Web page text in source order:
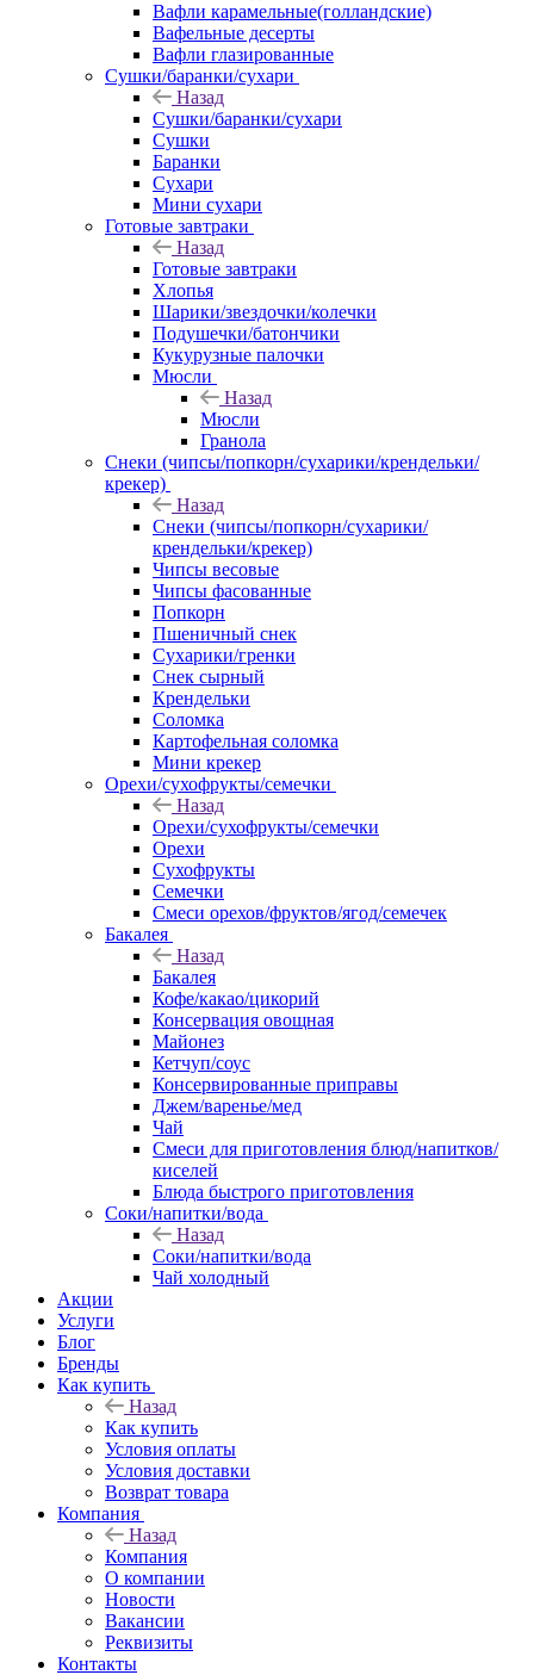
Вафли карамельные(голландские)
Вафельные десерты
Вафли глазированные
Сушки/баранки/сухари
Назад
Сушки/баранки/сухари
Сушки
Баранки
Сухари
Мини сухари
Готовые завтраки
Назад
Готовые завтраки
Хлопья
Шарики/звездочки/колечки
Подушечки/батончики
Кукурузные палочки
Мюсли
Назад
Мюсли
Гранола
Снеки (чипсы/попкорн/сухарики/крендельки/
крекер)
Назад
Снеки (чипсы/попкорн/сухарики/
крендельки/крекер)
Чипсы весовые
Чипсы фасованные
Попкорн
Пшеничный снек
Сухарики/гренки
Снек сырный
Крендельки
Соломка
Картофельная соломка
Мини крекер
Орехи/сухофрукты/семечки
Назад
Орехи/сухофрукты/семечки
Орехи
Сухофрукты
Семечки
Смеси орехов/фруктов/ягод/семечек
Бакалея
Назад
Бакалея
Кофе/какао/цикорий
Консервация овощная
Майонез
Кетчуп/соус
Консервированные приправы
Джем/варенье/мед
Чай
Смеси для приготовления блюд/напитков/
киселей
Блюда быстрого приготовления
Соки/напитки/вода
Назад
Соки/напитки/вода
Чай холодный
Акции
Услуги
Блог
Бренды
Как купить
Назад
Как купить
Условия оплаты
Условия доставки
Возврат товара
Компания
Назад
Компания
О компании
Новости
Вакансии
Реквизиты
Контакты